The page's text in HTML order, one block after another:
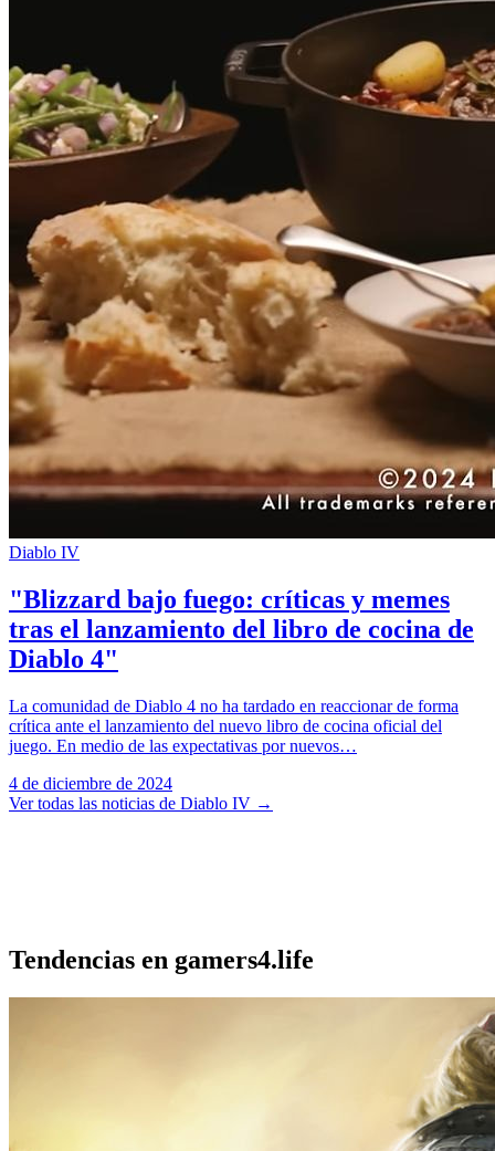
Diablo IV
"Blizzard bajo fuego: críticas y memes
tras el lanzamiento del libro de cocina de
Diablo 4"
La comunidad de Diablo 4 no ha tardado en reaccionar de forma
crítica ante el lanzamiento del nuevo libro de cocina oficial del
juego. En medio de las expectativas por nuevos…
4 de diciembre de 2024
Ver todas las noticias de Diablo IV →
Tendencias en gamers4.life